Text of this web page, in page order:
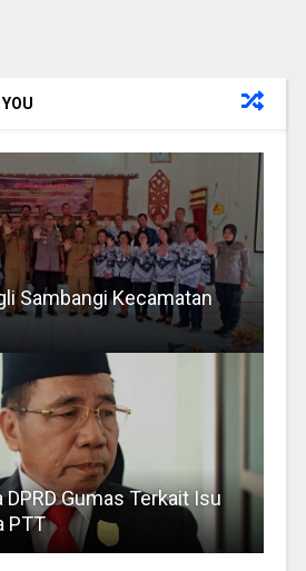
Sambangi Kecamatan
Gumas Terkait Isu
PTT